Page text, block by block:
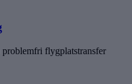
flygplatstransfer